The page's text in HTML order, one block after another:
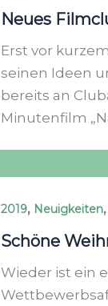
Neues
Erst vor
seinen Ideen
bereits an
Minutenfilm
2019, Neuigkeiten,
Schöne
Wieder ist ein